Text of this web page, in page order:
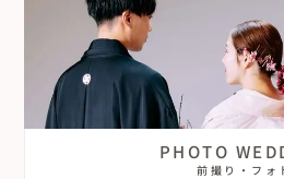
PHOTO
前撮り・フォ